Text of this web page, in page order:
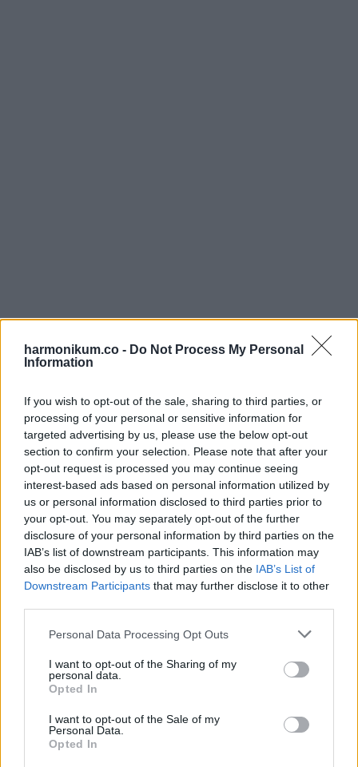
harmonikum.co - Do Not Process My Personal
Information
If you wish to opt-out of the sale, sharing to third parties, or
processing of your personal or sensitive information for
targeted advertising by us, please use the below opt-out
section to confirm your selection. Please note that after your
opt-out request is processed you may continue seeing
interest-based ads based on personal information utilized by
us or personal information disclosed to third parties prior to
your opt-out. You may separately opt-out of the further
disclosure of your personal information by third parties on the
IAB’s list of downstream participants. This information may
also be disclosed by us to third parties on the IAB’s List of
Downstream Participants that may further disclose it to other
Please note that this website/app uses one or more Google
not limited to your visit or usage behaviour. You may click to
grant or deny consent to Google and its third-party tags to
use your data for below specified purposes in below Google
consent section.
Personal Data Processing Opt Outs
I want to opt-out of the Sharing of my
personal data.
Opted In
I want to opt-out of the Sale of my
Personal Data.
Opted In
Oszd meg ezt a posztot:
WhatsappRedditShare
via
Email
ELŐZŐ POSZT
„A gatyámnál fogva kilógathatsz a
zászlórúdra” – Magyar Péter összefutott
Havasi Bertalannal a Karmelitában